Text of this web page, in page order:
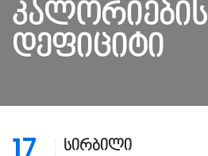
ᲙᲐᲚᲝᲠᲘᲔᲑᲘᲡ
ᲓᲔᲤᲘᲪᲘᲢᲘ
17
სირბილი